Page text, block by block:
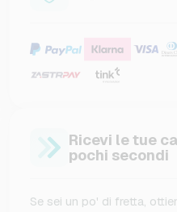
Ricevi le tue
pochi secondi
Se sei un po' di fretta,